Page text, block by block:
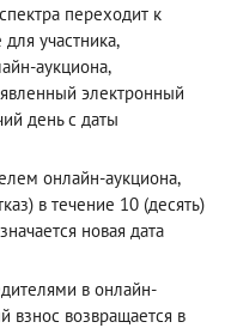
переходит к
участника,
аукциона,
электронный
день с даты
онлайн-аукциона,
в течение 10 (десять)
новая дата
в онлайн-
взнос возвращается в